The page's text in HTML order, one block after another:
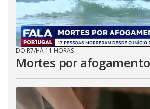
DO R7/HÁ 11 HORAS
Mortes por afogamento